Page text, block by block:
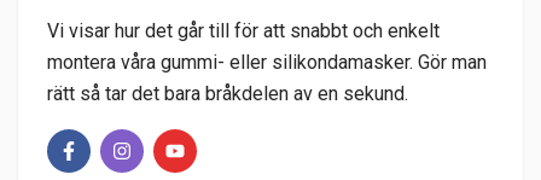
Vi visar hur det går till för att snabbt och enkelt
montera våra gummi- eller silikondamasker. Gör man
rätt så tar det bara bråkdelen av en sekund.